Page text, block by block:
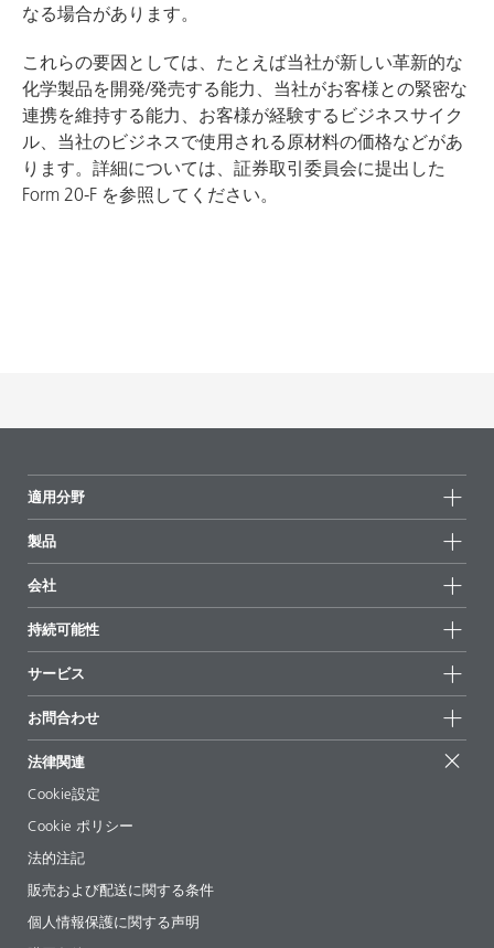
なる場合があります。
これらの要因としては、たとえば当社が新しい革新的な
化学製品を開発/発売する能力、当社がお客様との緊密な
連携を維持する能力、お客様が経験するビジネスサイク
ル、当社のビジネスで使用される原材料の価格などがあ
ります。詳細については、証券取引委員会に提出した
Form 20-F を参照してください。
適用分野
製品
全製品
ハイライト
会社
ニュース
拠点と販売代理店
展示会 & イベント
経営陣
持続可能性
持続可能な製品
サクセスストーリー
EcoVadis
証明書
サービス
配合の出発点
論文記事
ebooks(電子書籍)
法令情報
添加剤ガイドアプリ
ビデオ
ダウンロード
お問合わせ
法律関連
Cookie設定
Cookie ポリシー
法的注記
販売および配送に関する条件
個人情報保護に関する声明